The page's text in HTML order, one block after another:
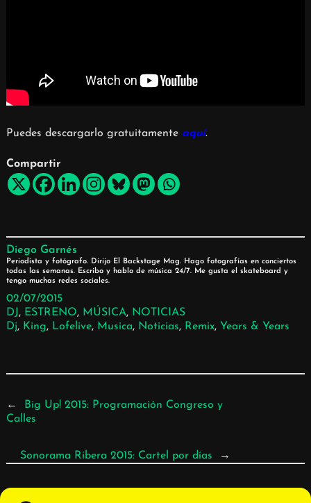
Puedes descargarlo gratuitamente aquí.
Compartir
Diego Garnés
Periodista y fotógrafo. Dirijo El Backstage Mag. Hago fotografías en conciertos
todas las semanas. Escribo y hablo de música 24/7. Me gusta el skateboard y
tengo muchas redes sociales.
02/07/2015
DJ, ESTRENO, MÚSICA, NOTICIAS
Dj, King, Lofelive, Musica, Noticias, Remix, Years & Years
←
Big Up! 2015: Programación Congreso y
Calles
Sonorama Ribera 2015: Cartel por días →